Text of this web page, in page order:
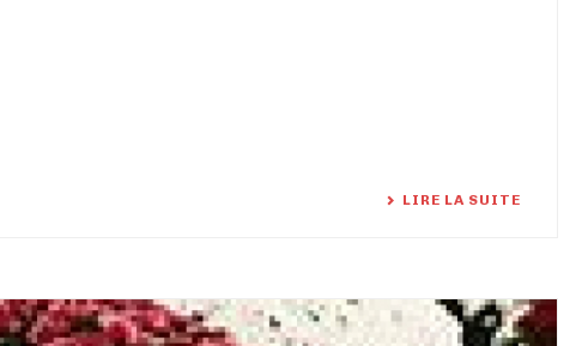
LIRE LA SUITE